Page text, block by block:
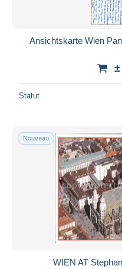
Ansichtskarte Wien
Statut
Nouveau
WIEN AT